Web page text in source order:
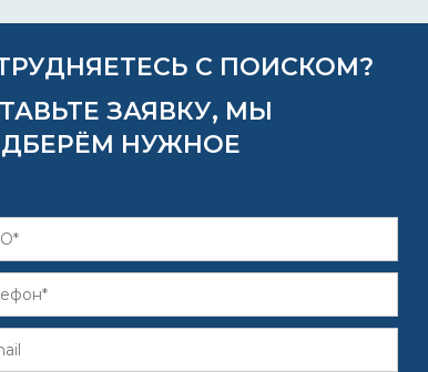
С ПОИСКОМ?
ЗАЯВКУ, МЫ
НУЖНОЕ